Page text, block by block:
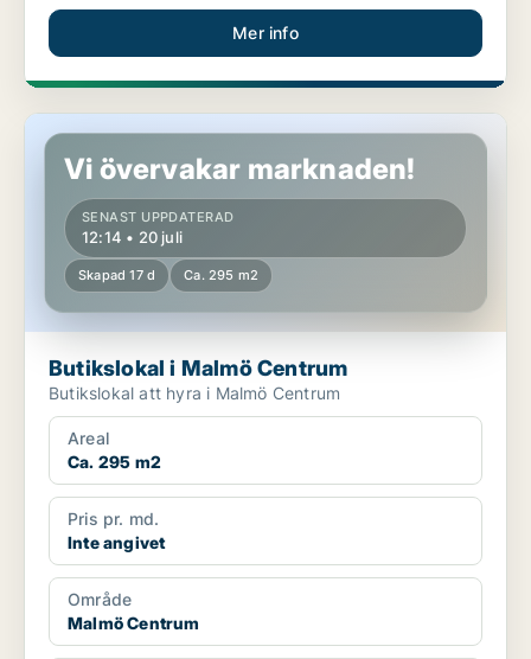
Mer info
Butikslokal i Malmö Centrum
Vi övervakar marknaden!
SENAST UPPDATERAD
12:14 • 20 juli
Skapad 17 d Ca. 295 m2
Butikslokal i Malmö Centrum
Butikslokal att hyra i Malmö Centrum
Areal
Ca. 295 m2
Pris pr. md.
Inte angivet
Område
Malmö Centrum